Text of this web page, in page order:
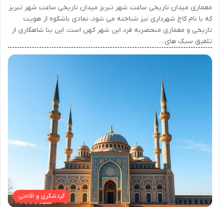
معماری میدان تاریخی ساعت شهر تبریز میدان تاریخی ساعت شهر تبریز
که با نام کاخ شهرداری نیز شناخته می شود، نمادی باشکوه از هویت
تاریخی و معماری منحصربه فرد این شهر کهن است. این بنا شاهکاری از
تلفیق سبک های…
گردشگری و اقامتی